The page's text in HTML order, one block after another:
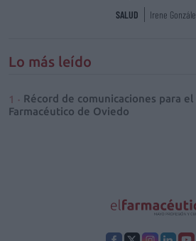
SALUD Irene
Lo más leído
Récord de comunicaciones para
Farmacéutico de Oviedo